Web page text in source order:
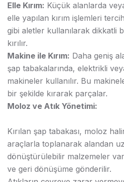
Elle Kırım: Küçük alanlarda
elle yapılan kırım işlemleri
gibi aletler kullanılarak dikkatli
kırılır.
Makine ile Kırım: Daha geniş
şap tabakalarında, elektrikli
makineler kullanılır. Bu
bir şekilde kırarak parçalar.
Moloz ve Atık Yönetimi:
Kırılan şap tabakası, moloz
araçlarla toplanarak alandan
dönüştürülebilir malzemeler
ve geri dönüşüme gönderilir.